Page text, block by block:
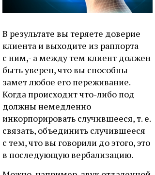
В результате вы теряете доверие
клиента и выходите из раппорта
с ним,- а между тем клиент должен
быть уверен, что вы способны
замет любое его переживание.
Когда происходит что-либо под
должны немедленно
инкорпорировать случившееся, т. е.
связать, объединить случившееся
с тем, что вы говорили до этого, это
в последующую вербализацию.